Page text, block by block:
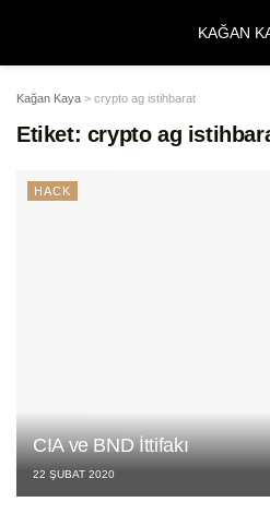
KAĞAN
Kağan Kaya > crypto ag istihbarat
Etiket: crypto ag
HACK
CIA ve BND İttifakı
22 ŞUBAT 2020